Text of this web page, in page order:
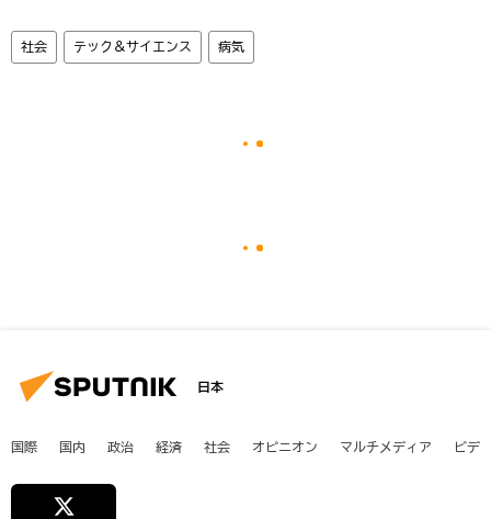
社会 テック＆サイエンス 病気
日本
国際 国内 政治 経済 社会 オピニオン マルチメディア ビデ